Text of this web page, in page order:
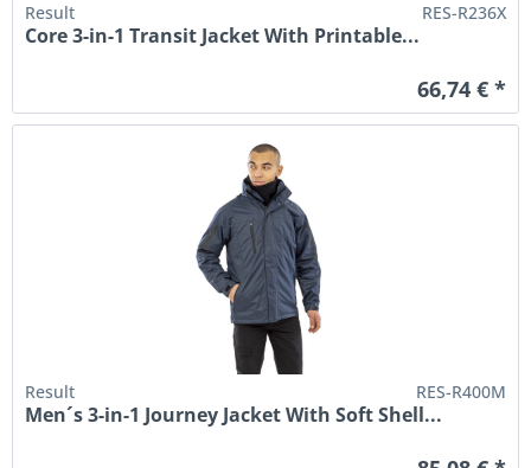
Result RES-R236X
Core 3-in-1 Transit Jacket With Printable...
66,74 € *
Result RES-R400M
Men´s 3-in-1 Journey Jacket With Soft Shell...